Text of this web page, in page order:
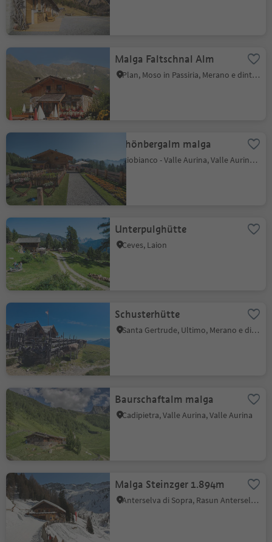
Malga Faltschnal Alm
Plan, Moso in Passiria, Merano e dintorni
Schönbergalm malga
Riobianco - Valle Aurina, Valle Aurina, Valle Aurina
Unterpulghütte
Ceves, Laion
Schusterhütte
Santa Gertrude, Ultimo, Merano e dintorni
Baurschaftalm malga
Cadipietra, Valle Aurina, Valle Aurina
Malga Steinzger 1.894m
Anterselva di Sopra, Rasun Anterselva, Regione dolomitica Plan de Corones